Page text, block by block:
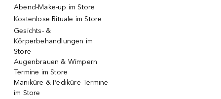
Abend-Make-up im Store
Kostenlose Rituale im Store
Gesichts- &
Körperbehandlungen im
Store
Augenbrauen & Wimpern
Termine im Store
Maniküre & Pediküre Termine
im Store